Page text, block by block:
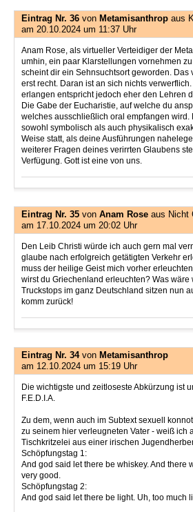
Eintrag Nr. 36 von Metamisanthrop aus
am 20.10.2024 um 11:37 Uhr
Anam Rose, als virtueller Verteidiger der
umhin, ein paar Klarstellungen vornehmen
scheint dir ein Sehnsuchtsort geworden. Das
erst recht. Daran ist an sich nichts
erlangen entspricht jedoch eher den Lehren
Die Gabe der Eucharistie, auf welche du
welches ausschließlich oral empfangen
sowohl symbolisch als auch physikalisch
Weise statt, als deine Ausführungen
weiterer Fragen deines verirrten Glaubens
Verfügung. Gott ist eine von uns.
Eintrag Nr. 35 von Anam Rose aus Nicht
am 17.10.2024 um 20:02 Uhr
Den Leib Christi würde ich auch gern mal
glaube nach erfolgreich getätigten Verkehr
muss der heilige Geist mich vorher
wirst du Griechenland erleuchten? Was wäre
Truckstops im ganz Deutschland sitzen nun
komm zurück!
Eintrag Nr. 34von Metamisanthrop
am 12.10.2024 um 15:19 Uhr
Die wichtigste und zeitloseste Abkürzung ist
F.E.D.I.A.
Zu dem, wenn auch im Subtext sexuell
zu seinem hier verleugneten Vater - weiß ich
Tischkritzelei aus einer irischen
Schöpfungstag 1:
And god said let there be whiskey. And there
very good.
Schöpfungstag 2:
And god said let there be light. Uh, too much